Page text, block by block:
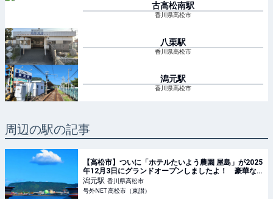
古高松南駅
香川県高松市
八栗駅
香川県高松市
潟元駅
香川県高松市
周辺の駅の記事
【高松市】ついに「ホテルたいよう農園 屋島」が2025
年12月3日にグランドオープンしましたよ！ 豪華な
朝ご飯が魅力的♪
潟元駅 香川県高松市
号外NET 高松市（東讃）